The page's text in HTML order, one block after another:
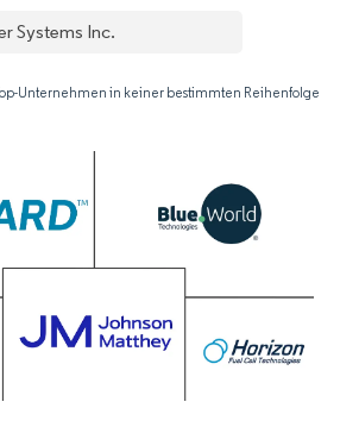
Systems Inc.
Unternehmen in keiner bestimmten Reihenfolge